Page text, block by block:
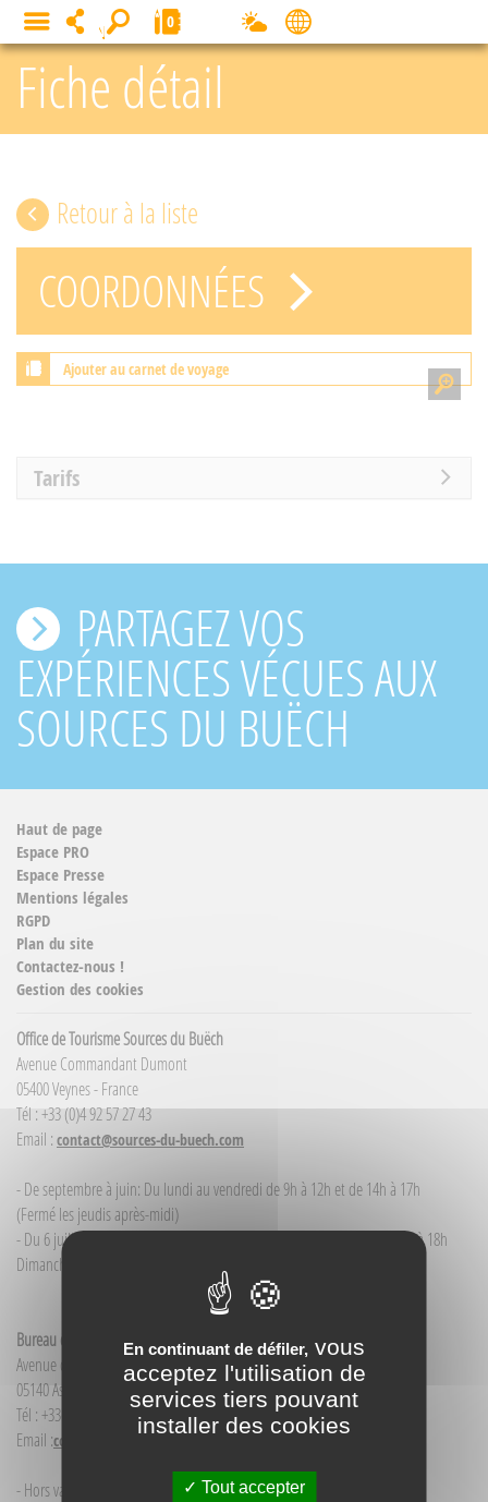
Fiche détail
Retour à la liste
COORDONNÉES
Ajouter au carnet de voyage
Tarifs
PARTAGEZ VOS
EXPÉRIENCES VÉCUES AUX
SOURCES DU BUËCH
Haut de page
Espace PRO
Espace Presse
Mentions légales
RGPD
Plan du site
Contactez-nous !
Gestion des cookies
Office de Tourisme Sources du Buëch
Avenue Commandant Dumont
05400 Veynes - France
Tél : +33 (0)4 92 57 27 43
Email : contact@sources-du-buech.com
- De septembre à juin: Du lundi au vendredi de 9h à 12h et de 14h à 17h
(Fermé les jeudis après-midi)
- Du 6 juillet / au 30 août : du lundi au samedi de 9h à 12h00 et de 14h à 18h
Dimanche et jour férié : 9h à 12h00
Bureau d'Informations touristiques Aspres-sur-Buëch
Avenue de la Gare
05140 Aspres-sur-Buëch - France
Tél : +33(0)4 92 58 68 88
Email :contact@sources-du-buech.com
- Hors vacances d'été : mardi de 9h30 à 12h00
MENU 0
Panneau de gestion des cookies
En continuant de défiler, vous
acceptez l'utilisation de
services tiers pouvant
installer des cookies
Tout accepter